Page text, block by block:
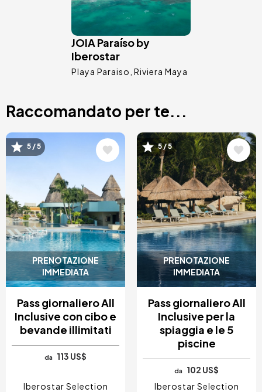
JOIA Paraíso by
Iberostar
Playa Paraiso Riviera Maya
Raccomandato per te...
PRENOTAZIONE
IMMEDIATA
Immagine
5 / 5
Pass giornaliero All
Inclusive con cibo e
bevande illimitati
da 113 US$
Iberostar Selection
PRENOTAZIONE
IMMEDIATA
Immagine
5 / 5
Pass giornaliero All
Inclusive per la
spiaggia e le 5
piscine
da
102 US$
Iberostar Selection